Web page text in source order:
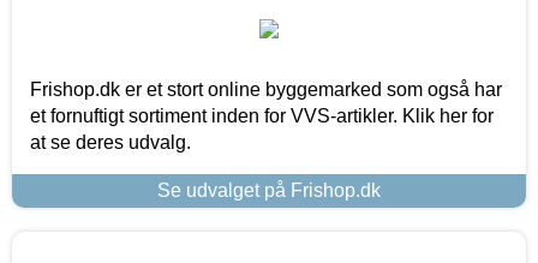
Frishop.dk er et stort online byggemarked som også har
et fornuftigt sortiment inden for VVS-artikler. Klik her for
at se deres udvalg.
Se udvalget på Frishop.dk